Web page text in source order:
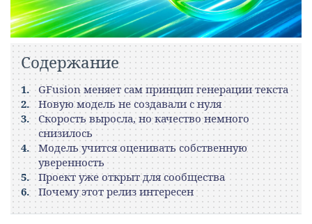
Содержание
GFusion меняет сам принцип генерации текста
Новую модель не создавали с нуля
Скорость выросла, но качество немного
снизилось
Модель учится оценивать собственную
уверенность
Проект уже открыт для сообщества
Почему этот релиз интересен